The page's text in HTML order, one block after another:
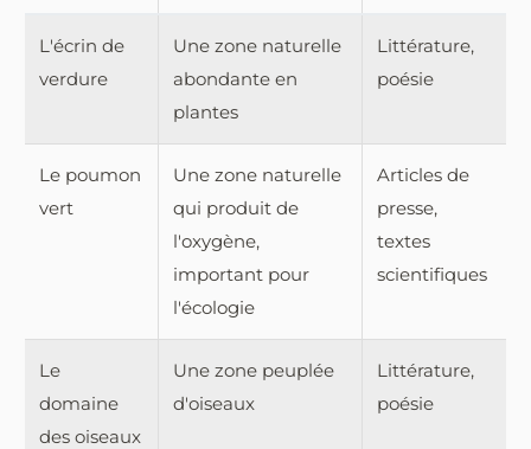
L'écrin de
verdure
Une zone naturelle
abondante en
plantes
Littérature,
poésie
Le poumon
vert
Une zone naturelle
qui produit de
l'oxygène,
important pour
l'écologie
Articles de
presse,
textes
scientifiques
Le
domaine
des oiseaux
Une zone peuplée
d'oiseaux
Littérature,
poésie